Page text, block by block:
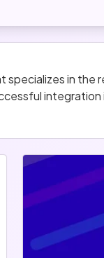
specializes in
integration